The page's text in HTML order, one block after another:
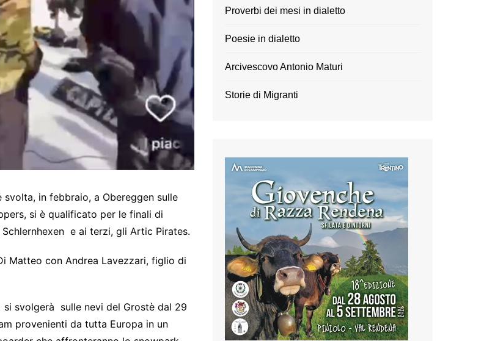
in febbraio, a Obereggen sulle
si è qualificato per le finali di
e ai terzi, gli Artic Pirates.
Matteo con Andrea Lavezzari, figlio di
si svolgerà sulle nevi del Grostè dal 29
provenienti da tutta Europa in un
Proverbi dei mesi in dialetto
Poesie in dialetto
Arcivescovo Antonio Maturi
Storie di Migranti